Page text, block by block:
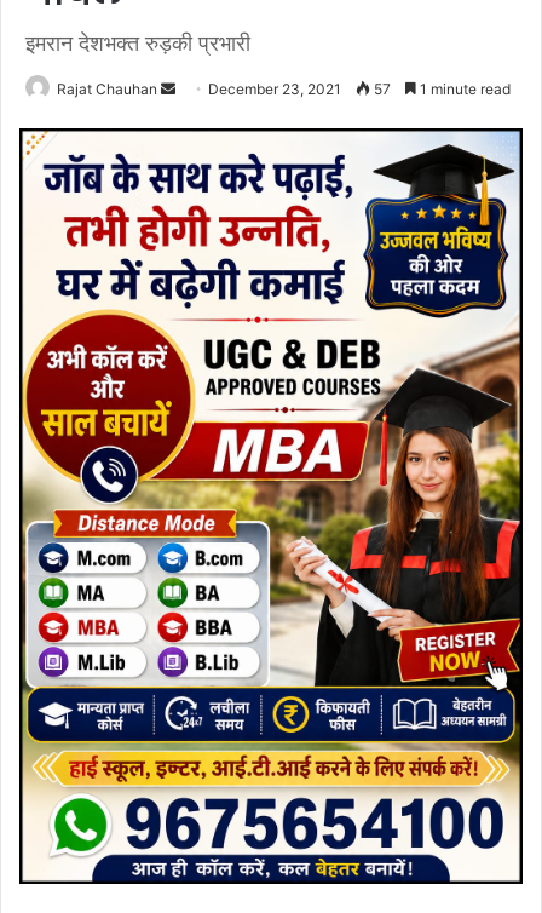
इमरान देशभक्त रुड़की प्रभारी
Rajat Chauhan
Send December 23, 2021 57 1 minute read